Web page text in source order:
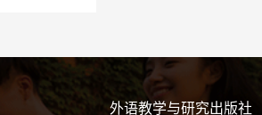
外语教学与研究出版社